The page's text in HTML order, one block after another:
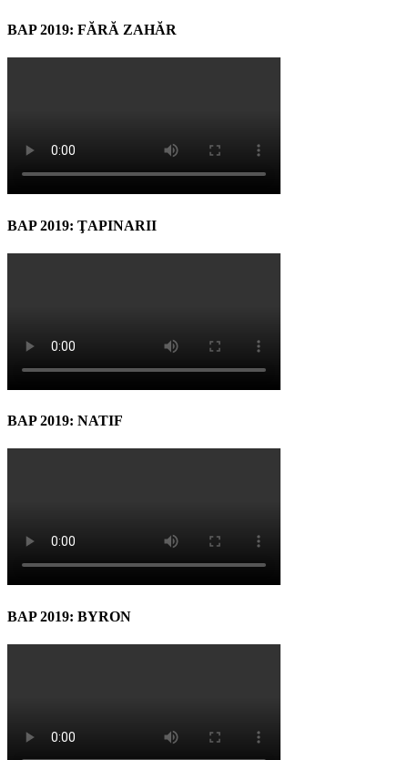
BAP 2019: FĂRĂ ZAHĂR
BAP 2019: ŢAPINARII
BAP 2019: NATIF
BAP 2019: BYRON